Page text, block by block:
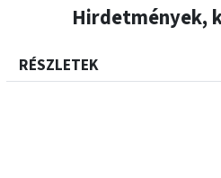
Hirdetmények,
RÉSZLETEK